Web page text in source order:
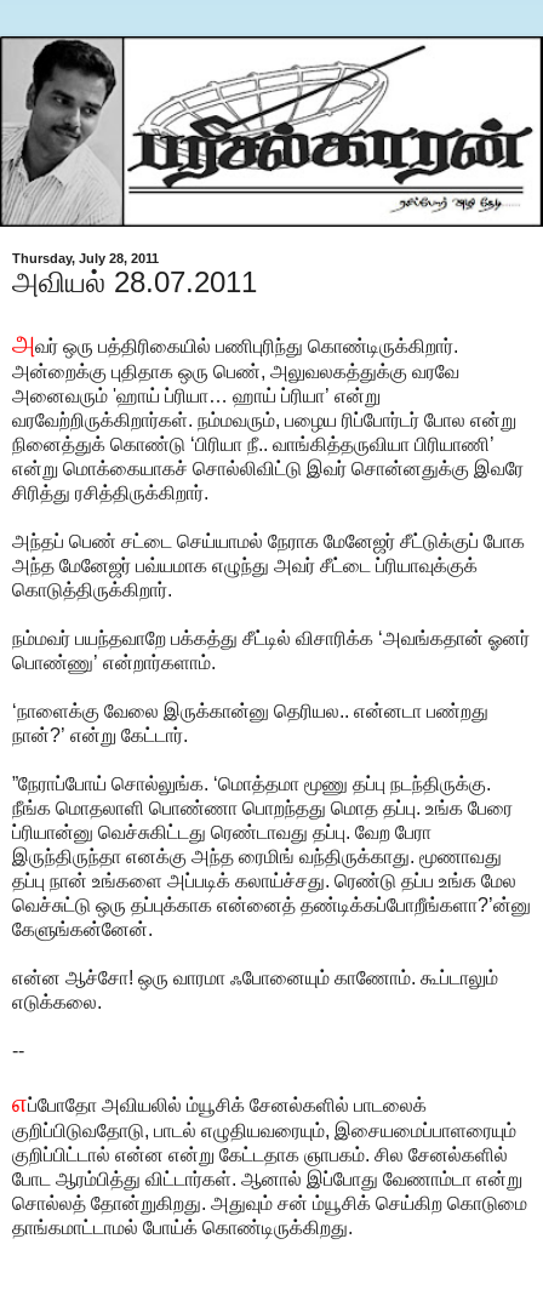
Thursday, July 28, 2011
அவியல் 28.07.2011
அவர் ஒரு பத்திரிகையில் பணிபுரிந்து கொண்டிருக்கிறார்.
அன்றைக்கு புதிதாக ஒரு பெண், அலுவலகத்துக்கு வரவே
அனைவரும் 'ஹாய் ப்ரியா… ஹாய் ப்ரியா’ என்று
வரவேற்றிருக்கிறார்கள். நம்மவரும், பழைய ரிப்போர்டர் போல என்று
நினைத்துக் கொண்டு ‘பிரியா நீ.. வாங்கித்தருவியா பிரியாணி’
என்று மொக்கையாகச் சொல்லிவிட்டு இவர் சொன்னதுக்கு இவரே
சிரித்து ரசித்திருக்கிறார்.
அந்தப் பெண் சட்டை செய்யாமல் நேராக மேனேஜர் சீட்டுக்குப் போக
அந்த மேனேஜர் பவ்யமாக எழுந்து அவர் சீட்டை ப்ரியாவுக்குக்
கொடுத்திருக்கிறார்.
நம்மவர் பயந்தவாறே பக்கத்து சீட்டில் விசாரிக்க ‘அவங்கதான் ஓனர்
பொண்ணு’ என்றார்களாம்.
‘நாளைக்கு வேலை இருக்கான்னு தெரியல.. என்னடா பண்றது
நான்?’ என்று கேட்டார்.
”நேராப்போய் சொல்லுங்க. ‘மொத்தமா மூணு தப்பு நடந்திருக்கு.
நீங்க மொதலாளி பொண்ணா பொறந்தது மொத தப்பு. உங்க பேரை
ப்ரியான்னு வெச்சுகிட்டது ரெண்டாவது தப்பு. வேற பேரா
இருந்திருந்தா எனக்கு அந்த ரைமிங் வந்திருக்காது. மூணாவது
தப்பு நான் உங்களை அப்படிக் கலாய்ச்சது. ரெண்டு தப்ப உங்க மேல
வெச்சுட்டு ஒரு தப்புக்காக என்னைத் தண்டிக்கப்போறீங்களா?’ன்னு
கேளுங்கன்னேன்.
என்ன ஆச்சோ! ஒரு வாரமா ஃபோனையும் காணோம். கூப்டாலும்
எடுக்கலை.
--
எப்போதோ அவியலில் ம்யூசிக் சேனல்களில் பாடலைக்
குறிப்பிடுவதோடு, பாடல் எழுதியவரையும், இசையமைப்பாளரையும்
குறிப்பிட்டால் என்ன என்று கேட்டதாக ஞாபகம். சில சேனல்களில்
போட ஆரம்பித்து விட்டார்கள். ஆனால் இப்போது வேணாம்டா என்று
சொல்லத் தோன்றுகிறது. அதுவும் சன் ம்யூசிக் செய்கிற கொடுமை
தாங்கமாட்டாமல் போய்க் கொண்டிருக்கிறது.